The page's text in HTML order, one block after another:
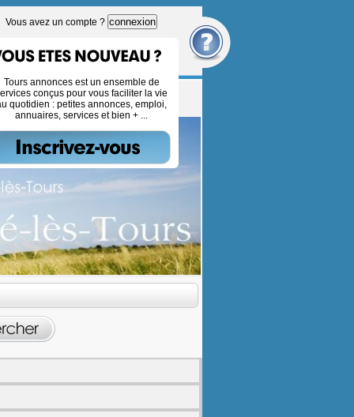
Tours annonces est un ensemble de
conçus pour vous faciliter la vie
quotidien : petites annonces, emploi,
annuaires, services et bien + ...
Vous avez un compte ? connexion